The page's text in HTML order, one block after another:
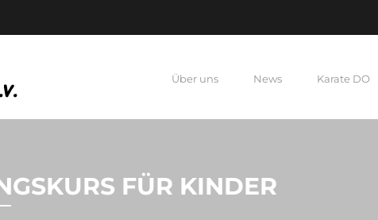
Über uns News Karate DO
FÜR KINDER